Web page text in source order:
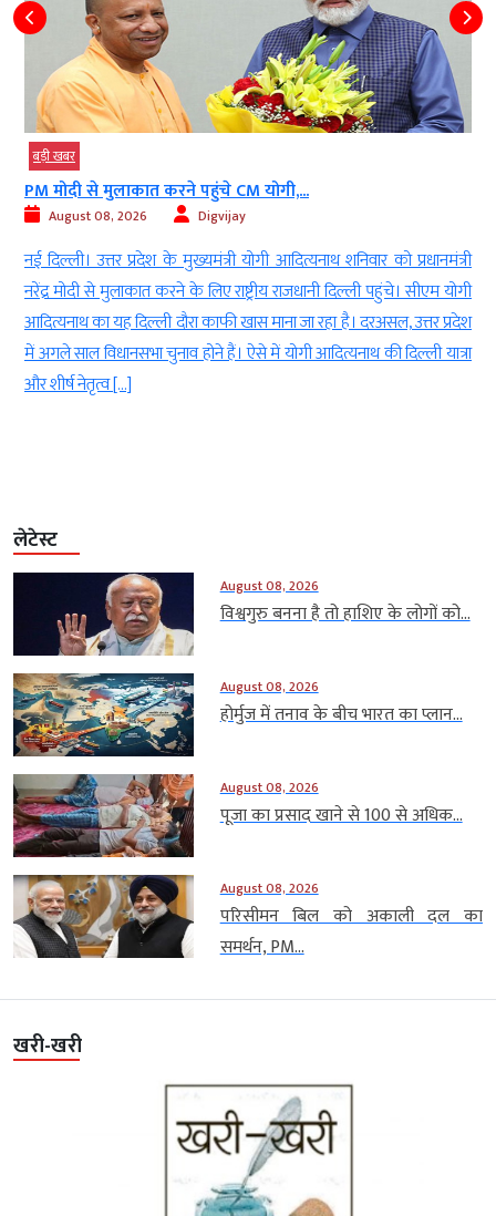
बड़ी खबर
PM मोदी से मुलाकात करने पहुंचे CM योगी,...
August 08, 2026 Digvijay
नई दिल्ली। उत्तर प्रदेश के मुख्यमंत्री योगी आदित्यनाथ शनिवार को प्रधानमंत्री
नरेंद्र मोदी से मुलाकात करने के लिए राष्ट्रीय राजधानी दिल्ली पहुंचे। सीएम योगी
आदित्यनाथ का यह दिल्ली दौरा काफी खास माना जा रहा है। दरअसल, उत्तर प्रदेश
में अगले साल विधानसभा चुनाव होने हैं। ऐसे में योगी आदित्यनाथ की दिल्ली यात्रा
और शीर्ष नेतृत्व […]
लेटेस्ट
August 08, 2026
विश्वगुरु बनना है तो हाशिए के लोगों को...
August 08, 2026
होर्मुज में तनाव के बीच भारत का प्लान...
August 08, 2026
पूजा का प्रसाद खाने से 100 से अधिक...
August 08, 2026
परिसीमन बिल को अकाली दल का
समर्थन, PM...
खरी-खरी